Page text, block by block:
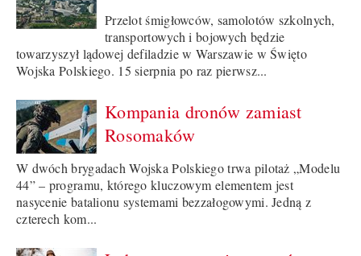
Przelot śmigłowców, samolotów szkolnych,
transportowych i bojowych będzie
towarzyszył lądowej defiladzie w Warszawie w Święto
Wojska Polskiego. 15 sierpnia po raz pierwsz...
Kompania dronów zamiast
Rosomaków
W dwóch brygadach Wojska Polskiego trwa pilotaż „Modelu
44” – programu, którego kluczowym elementem jest
nasycenie batalionu systemami bezzałogowymi. Jedną z
czterech kom...